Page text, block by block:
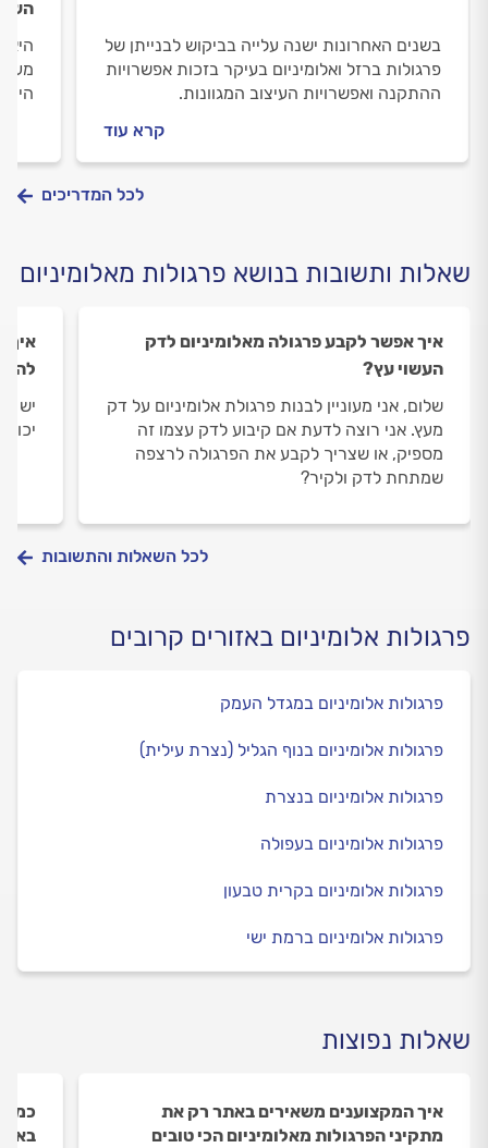
בשנים האחרונות ישנה עלייה בביקוש לבנייתן של
פרגולות ברזל ואלומיניום בעיקר בזכות אפשרויות
ההתקנה ואפשרויות העיצוב המגוונות.
קרא עוד
היא
מעט
לכל המדריכים
שאלות ותשובות בנושא פרגולות מאלומיניום
איך אפשר לקבע פרגולה מאלומיניום לדק
העשוי עץ?
שלום, אני מעוניין לבנות פרגולת אלומיניום על דק
מעץ. אני רוצה לדעת אם קיבוע לדק עצמו זה
מספיק, או שצריך לקבע את הפרגולה לרצפה
שמתחת לדק ולקיר?
איך
יש
לכל השאלות והתשובות
פרגולות אלומיניום באזורים קרובים
פרגולות אלומיניום במגדל העמק
פרגולות אלומיניום בנוף הגליל (נצרת עילית)
פרגולות אלומיניום בנצרת
פרגולות אלומיניום בעפולה
פרגולות אלומיניום בקרית טבעון
פרגולות אלומיניום ברמת ישי
שאלות נפוצות
איך המקצוענים משאירים באתר רק את
מתקיני הפרגולות מאלומיניום הכי טובים
כמה